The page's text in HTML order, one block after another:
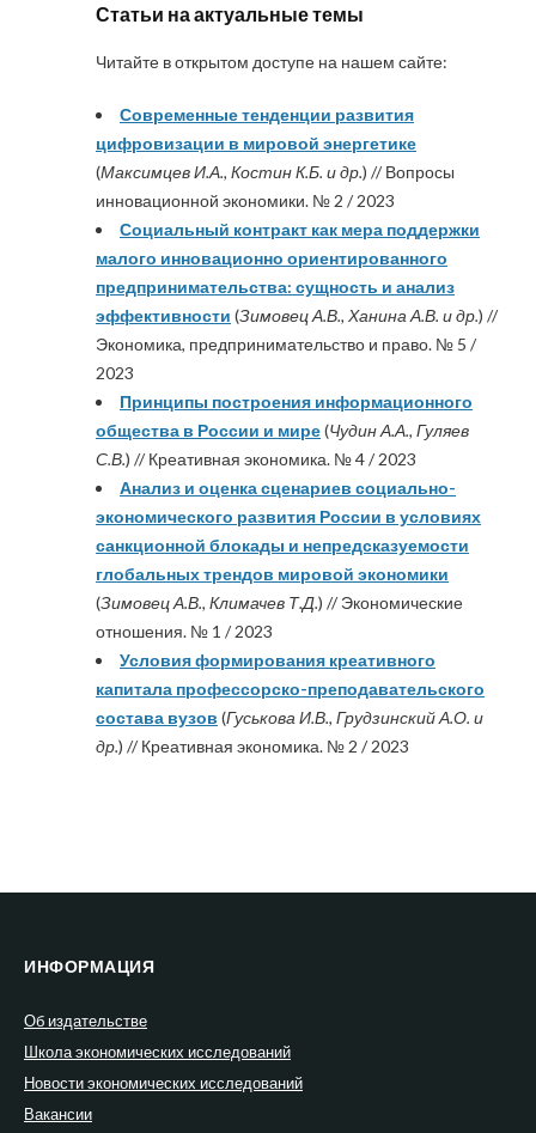
Статьи на актуальные темы
Читайте в открытом доступе на нашем сайте:
Современные тенденции развития
цифровизации в мировой энергетике
(Максимцев И.А., Костин К.Б. и др.) // Вопросы
инновационной экономики. № 2 / 2023
Социальный контракт как мера поддержки
малого инновационно ориентированного
предпринимательства: сущность и анализ
эффективности (Зимовец А.В., Ханина А.В. и др.) //
Экономика, предпринимательство и право. № 5 /
2023
Принципы построения информационного
общества в России и мире(Чудин А.А., Гуляев
С.В.) // Креативная экономика. № 4 / 2023
Анализ и оценка сценариев социально-
экономического развития России в условиях
санкционной блокады и непредсказуемости
глобальных трендов мировой экономики
(Зимовец А.В., Климачев Т.Д.) // Экономические
отношения. № 1 / 2023
Условия формирования креативного
капитала профессорско-преподавательского
состава вузов (Гуськова И.В., Грудзинский А.О. и
др.) // Креативная экономика. № 2 / 2023
ИНФОРМАЦИЯ
Об издательстве
Школа экономических исследований
Новости экономических исследований
Вакансии